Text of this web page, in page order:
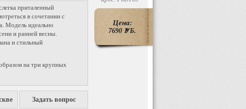
приталенный
в сочетании с
Модель идеально
и ранней весны.
и стильный
на три крупных
Задать вопрос
Цена:
7690 P
УБ.